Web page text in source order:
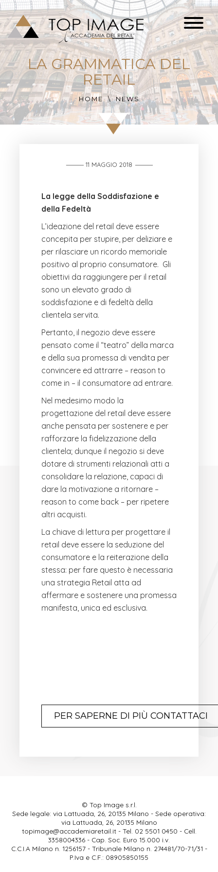
LA GRAMMATICA DEL
RETAIL
HOME NEWS
11 MAGGIO 2018
La legge della Soddisfazione e
della Fedeltà
L’ideazione del retail deve essere
concepita per stupire, per deliziare e
per rilasciare un ricordo memoriale
positivo al proprio consumatore. Gli
obiettivi da raggiungere per il retail
sono un elevato grado di
soddisfazione e di fedeltà della
clientela servita.
Pertanto, il negozio deve essere
pensato come il “teatro” della marca
e della sua promessa di vendita per
convincere ed attrarre – reason to
come in – il consumatore ad entrare.
Nel medesimo modo la
progettazione del retail deve essere
anche pensata per sostenere e per
rafforzare la fidelizzazione della
clientela; dunque il negozio si deve
dotare di strumenti relazionali atti a
consolidare la relazione, capaci di
dare la motivazione a ritornare –
reason to come back – per ripetere
altri acquisti.
La chiave di lettura per progettare il
retail deve essere la seduzione del
consumatore e la reiterazione della
stessa: per fare questo è necessaria
una strategia Retail atta ad
affermare e sostenere una promessa
manifesta, unica ed esclusiva.
PER SAPERNE DI PIÙ CONTATTACI
© Top Image s.r.l.
Sede legale: via Lattuada, 26, 20135 Milano - Sede operativa:
via Lattuada, 26, 20135 Milano
topimage@accademiaretail.it - Tel. 02 5501 0450 - Cell.
3358004336 - Cap. Soc. Euro 15.000 i.v.
C.C.I.A Milano n. 1256157 - Tribunale Milano n. 274481/70-71/31 -
P.Iva e C.F.: 08905850155